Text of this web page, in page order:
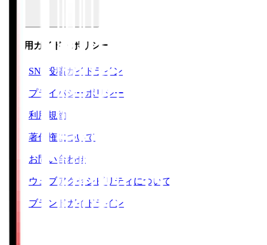
ご利用ガイド・ポリシー
SNS投稿ガイドライン
プライバシーポリシー
利用規約
著作権について
お問い合わせ
ウェブアクセシビリティについて
ブランドガイドライン